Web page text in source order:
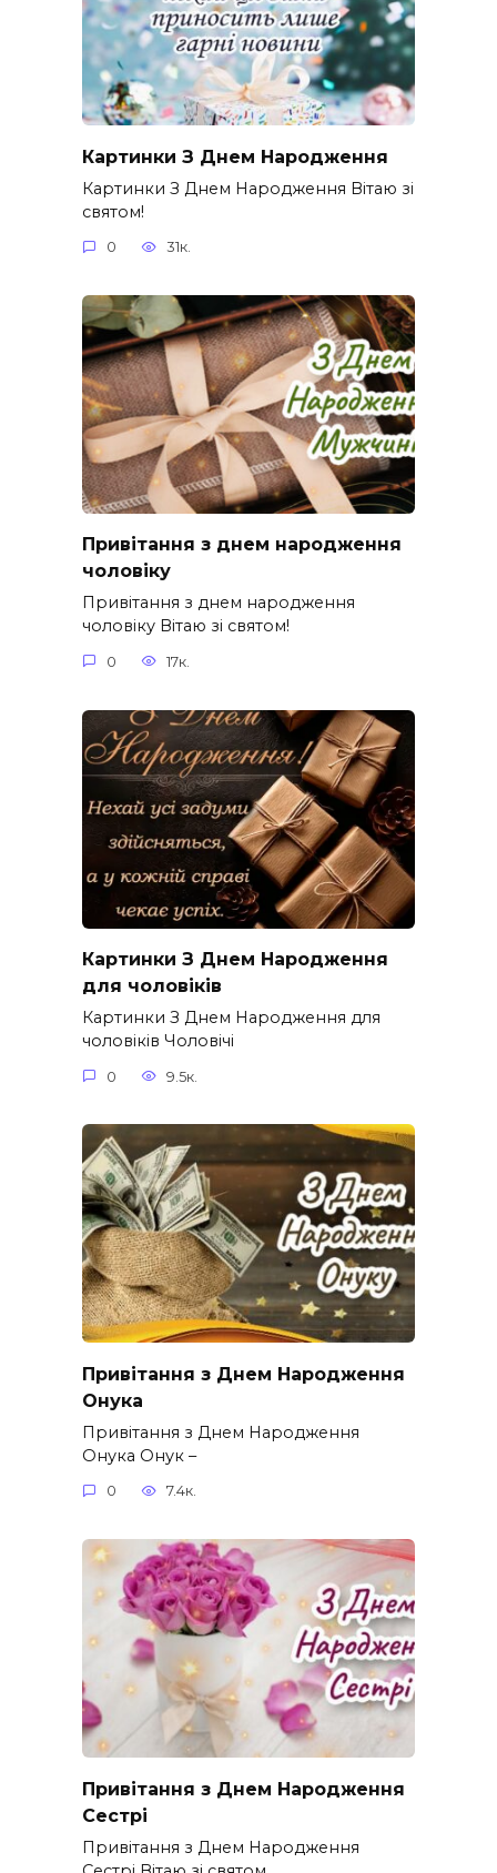
Картинки З Днем Народження
Картинки З Днем Народження Вітаю зі
святом!
0 31к.
Привітання з днем народження
чоловіку
Привітання з днем народження
чоловіку Вітаю зі святом!
0 17к.
Картинки З Днем Народження
для чоловіків​
Картинки З Днем Народження для
чоловіків​ Чоловічі
0 9.5к.
Привітання з Днем Народження
Онука
Привітання з Днем Народження
Онука Онук –
0 7.4к.
Привітання з Днем Народження
Сестрі
Привітання з Днем Народження